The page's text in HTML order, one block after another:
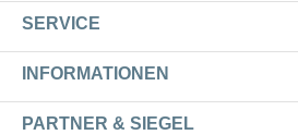
SERVICE
INFORMATIONEN
PARTNER & SIEGEL